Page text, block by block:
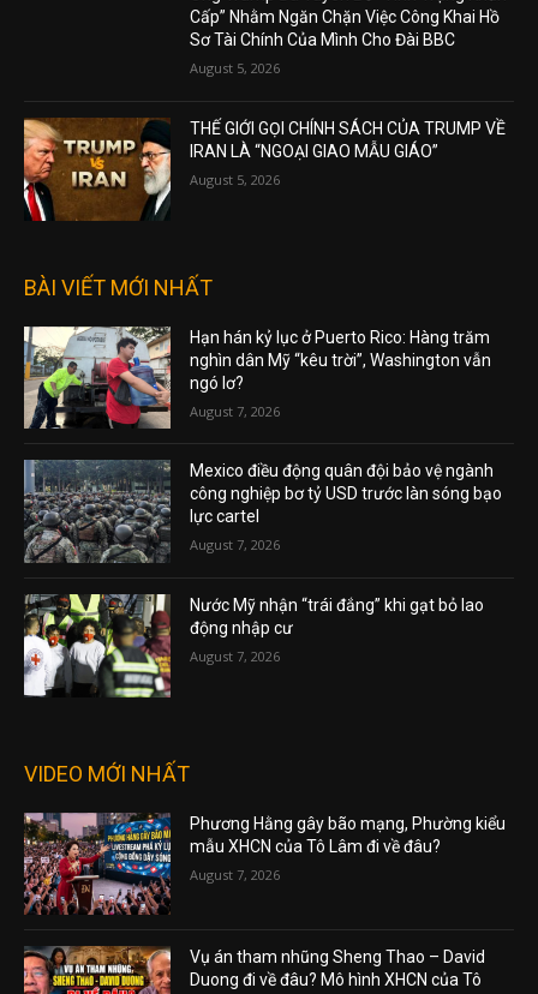
Cấp” Nhằm Ngăn Chặn Việc Công Khai Hồ
Sơ Tài Chính Của Mình Cho Đài BBC
August 5, 2026
THẾ GIỚI GỌI CHÍNH SÁCH CỦA TRUMP VỀ
IRAN LÀ “NGOẠI GIAO MẪU GIÁO”
August 5, 2026
BÀI VIẾT MỚI NHẤT
Hạn hán kỷ lục ở Puerto Rico: Hàng trăm
nghìn dân Mỹ “kêu trời”, Washington vẫn
ngó lơ?
August 7, 2026
Mexico điều động quân đội bảo vệ ngành
công nghiệp bơ tỷ USD trước làn sóng bạo
lực cartel
August 7, 2026
Nước Mỹ nhận “trái đắng” khi gạt bỏ lao
động nhập cư
August 7, 2026
VIDEO MỚI NHẤT
Phương Hằng gây bão mạng, Phường kiểu
mẫu XHCN của Tô Lâm đi về đâu?
August 7, 2026
Vụ án tham nhũng Sheng Thao – David
Duong đi về đâu? Mô hình XHCN của Tô